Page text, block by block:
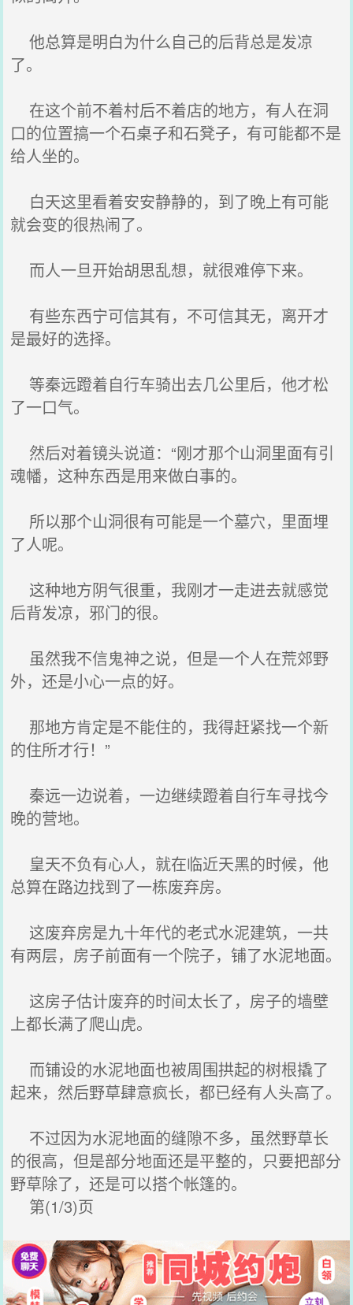
他总算是明白为什么自己的后背总是发凉
了。
在这个前不着村后不着店的地方，有人在洞
口的位置搞一个石桌子和石凳子，有可能都不是
给人坐的。
白天这里看着安安静静的，到了晚上有可能
就会变的很热闹了。
而人一旦开始胡思乱想，就很难停下来。
有些东西宁可信其有，不可信其无，离开才
是最好的选择。
等秦远蹬着自行车骑出去几公里后，他才松
了一口气。
然后对着镜头说道：“刚才那个山洞里面有引
魂幡，这种东西是用来做白事的。
所以那个山洞很有可能是一个墓穴，里面埋
了人呢。
这种地方阴气很重，我刚才一走进去就感觉
后背发凉，邪门的很。
虽然我不信鬼神之说，但是一个人在荒郊野
外，还是小心一点的好。
那地方肯定是不能住的，我得赶紧找一个新
的住所才行！”
秦远一边说着，一边继续蹬着自行车寻找今
晚的营地。
皇天不负有心人，就在临近天黑的时候，他
总算在路边找到了一栋废弃房。
这废弃房是九十年代的老式水泥建筑，一共
有两层，房子前面有一个院子，铺了水泥地面。
这房子估计废弃的时间太长了，房子的墙壁
上都长满了爬山虎。
而铺设的水泥地面也被周围拱起的树根撬了
起来，然后野草肆意疯长，都已经有人头高了。
不过因为水泥地面的缝隙不多，虽然野草长
的很高，但是部分地面还是平整的，只要把部分
野草除了，还是可以搭个帐篷的。
第(1/3)页